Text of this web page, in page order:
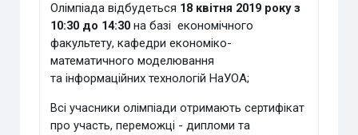
Олімпіада відбудеться 18 квітня 2019 року з
10:30 до 14:30 на базіекономічного
факультету, кафедри економіко-
математичного моделювання
таінформаційних технологій НаУОА;
Всі учасники олімпіади отримають сертифікат
про участь, переможці -дипломи та